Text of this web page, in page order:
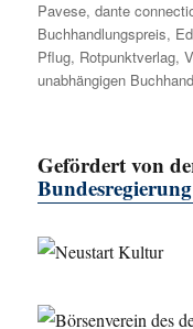
am
Pavese,dante
Buchhandlungspreis,
Pflug, Rotpunktverlag,
unabhängigen
Gefördert von